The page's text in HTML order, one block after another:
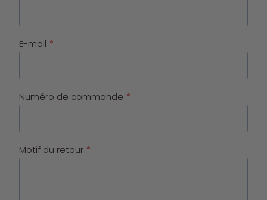
E-mail *
Numéro de commande *
Motif du retour *